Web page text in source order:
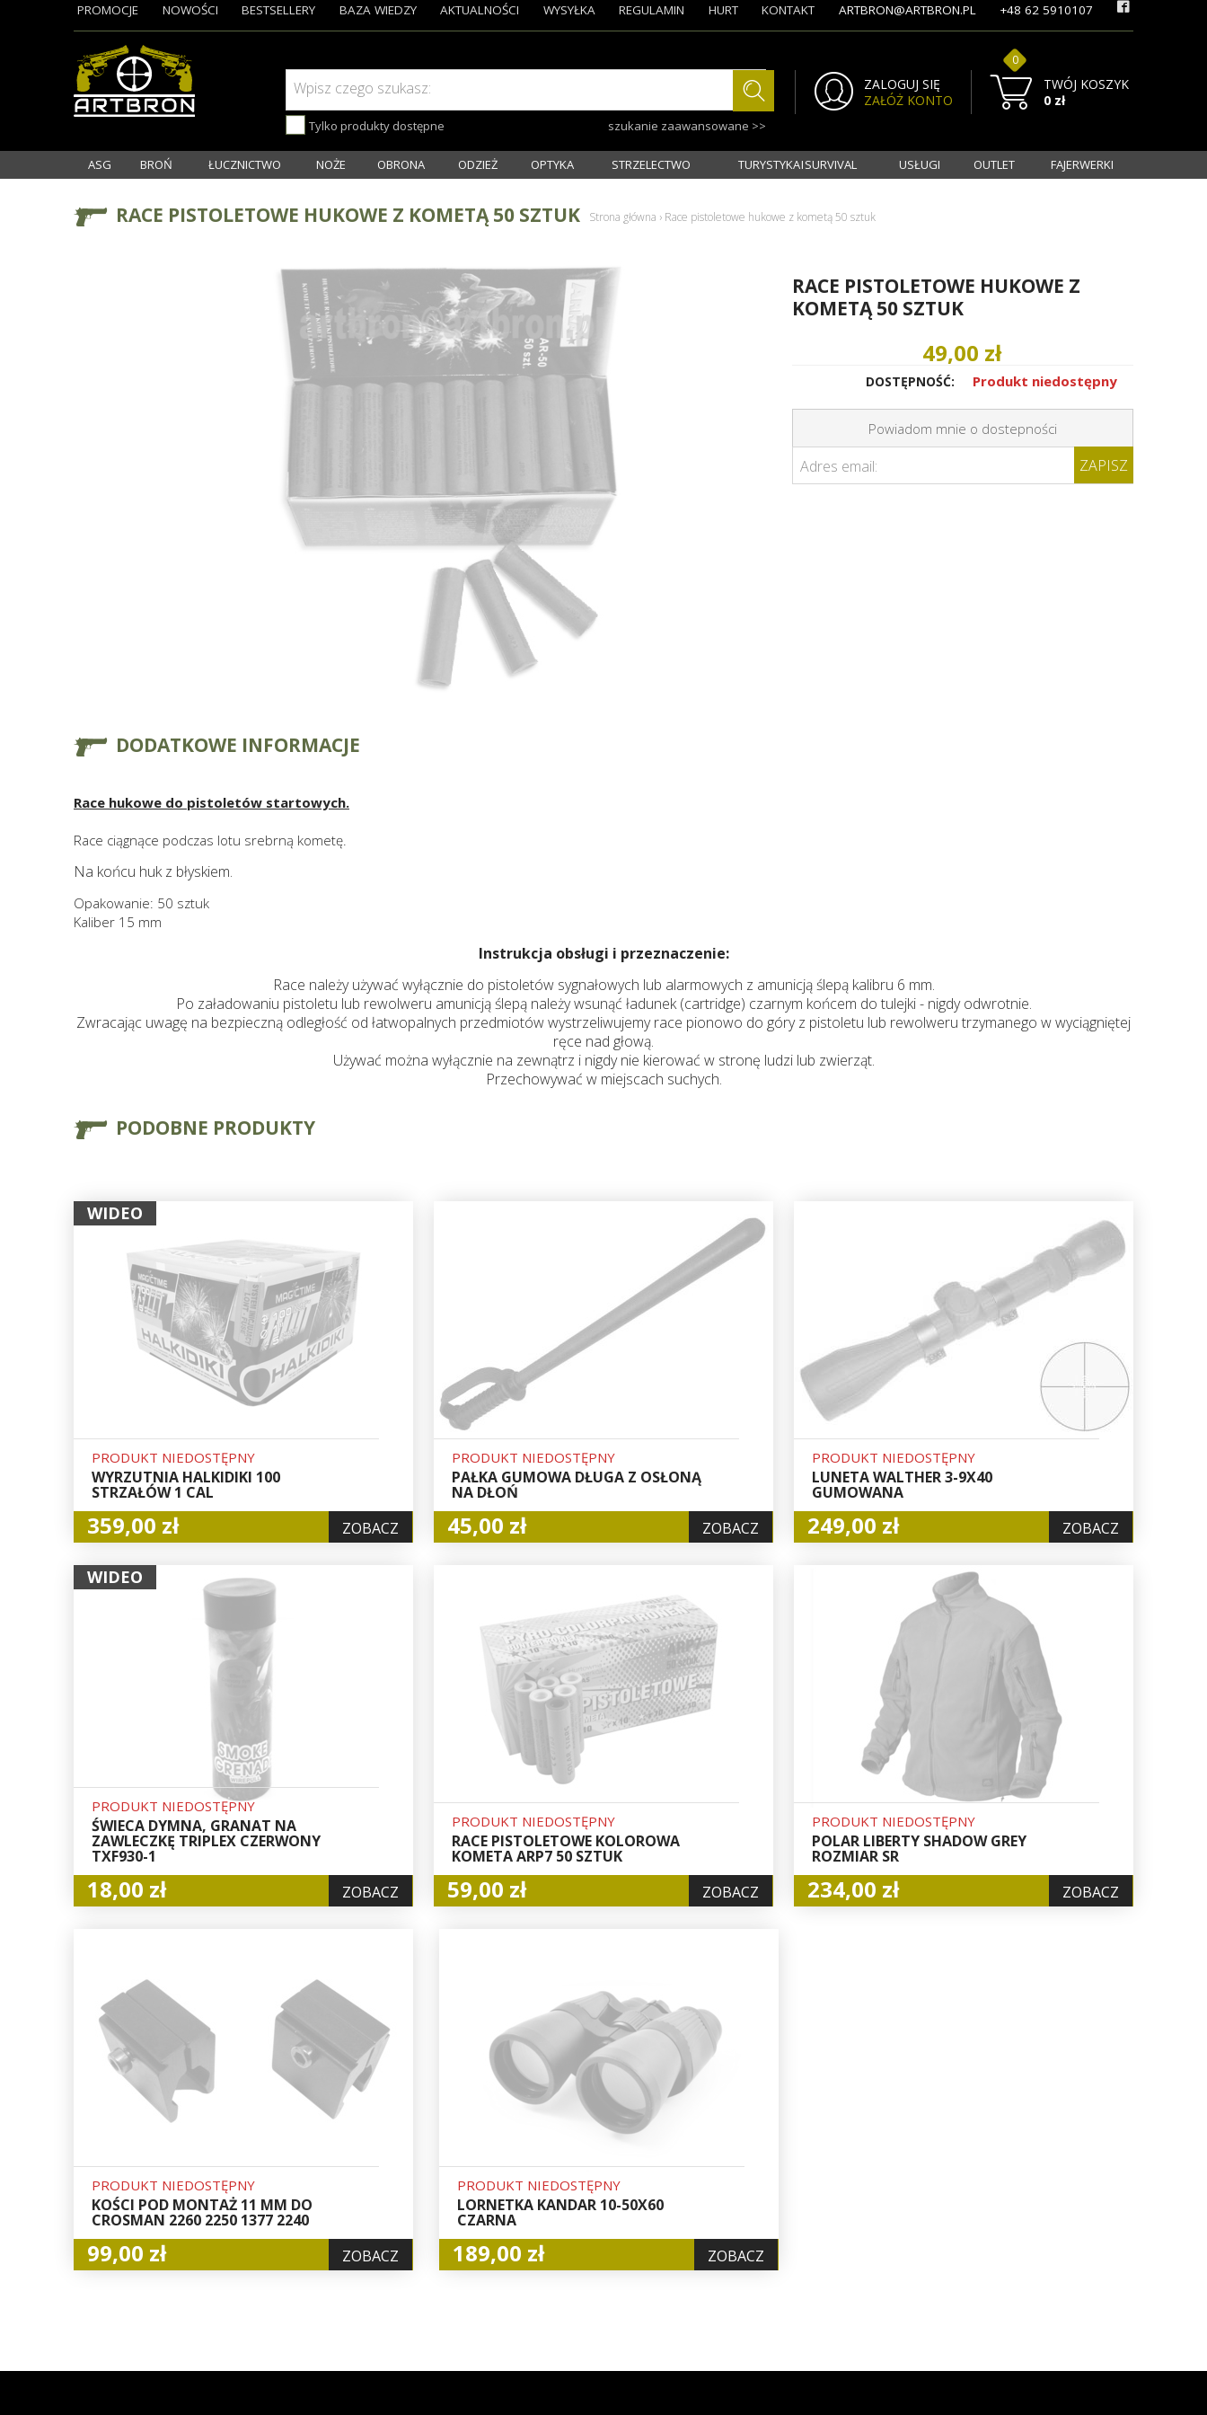
Wpisz czego szukasz:
Tylko produkty dostępne szukanie zaawansowane >>
ZALOGUJ SIĘ
ZAŁÓŻ KONTO
TWÓJ KOSZYK
0
0 zł
PROMOCJE NOWOŚCI BESTSELLERY BAZA WIEDZY AKTUALNOŚCI WYSYŁKA REGULAMIN HURT KONTAKT ARTBRON@ARTBRON.PL +48 62 5910107
ASG BROŃ ŁUCZNICTWO NOŻE OBRONA ODZIEŻ OPTYKA STRZELECTWO TURYSTYKA I SURVIVAL USŁUGI OUTLET FAJERWERKI
RACE PISTOLETOWE HUKOWE Z KOMETĄ 50 SZTUK Strona główna › Race pistoletowe hukowe z kometą 50 sztuk
RACE PISTOLETOWE HUKOWE Z
KOMETĄ 50 SZTUK
49,00 zł
DOSTĘPNOŚĆ: Produkt niedostępny
Powiadom mnie o dostepności
Adres email: ZAPISZ
DODATKOWE INFORMACJE
Race hukowe do pistoletów startowych.
Race ciągnące podczas lotu srebrną kometę.
Na końcu huk z błyskiem.
Opakowanie: 50 sztuk
Kaliber 15 mm
Instrukcja obsługi i przeznaczenie:
Race należy używać wyłącznie do pistoletów sygnałowych lub alarmowych z amunicją ślepą kalibru 6 mm.
Po załadowaniu pistoletu lub rewolweru amunicją ślepą należy wsunąć ładunek (cartridge) czarnym końcem do tulejki - nigdy odwrotnie.
Zwracając uwagę na bezpieczną odległość od łatwopalnych przedmiotów wystrzeliwujemy race pionowo do góry z pistoletu lub rewolweru trzymanego w wyciągniętej
ręce nad głową.
Używać można wyłącznie na zewnątrz i nigdy nie kierować w stronę ludzi lub zwierząt.
Przechowywać w miejscach suchych.
PODOBNE PRODUKTY
WIDEO
PRODUKT NIEDOSTĘPNY
WYRZUTNIA HALKIDIKI 100
STRZAŁÓW 1 CAL
359,00 zł ZOBACZ
PRODUKT NIEDOSTĘPNY
PAŁKA GUMOWA DŁUGA Z OSŁONĄ
NA DŁOŃ
45,00 zł ZOBACZ
PRODUKT NIEDOSTĘPNY
LUNETA WALTHER 3-9X40
GUMOWANA
249,00 zł ZOBACZ
WIDEO
PRODUKT NIEDOSTĘPNY
ŚWIECA DYMNA, GRANAT NA
ZAWLECZKĘ TRIPLEX CZERWONY
TXF930-1
18,00 zł ZOBACZ
PRODUKT NIEDOSTĘPNY
RACE PISTOLETOWE KOLOROWA
KOMETA ARP7 50 SZTUK
59,00 zł ZOBACZ
PRODUKT NIEDOSTĘPNY
POLAR LIBERTY SHADOW GREY
ROZMIAR SR
234,00 zł ZOBACZ
PRODUKT NIEDOSTĘPNY
KOŚCI POD MONTAŻ 11 MM DO
CROSMAN 2260 2250 1377 2240
99,00 zł ZOBACZ
PRODUKT NIEDOSTĘPNY
LORNETKA KANDAR 10-50X60
CZARNA
189,00 zł ZOBACZ